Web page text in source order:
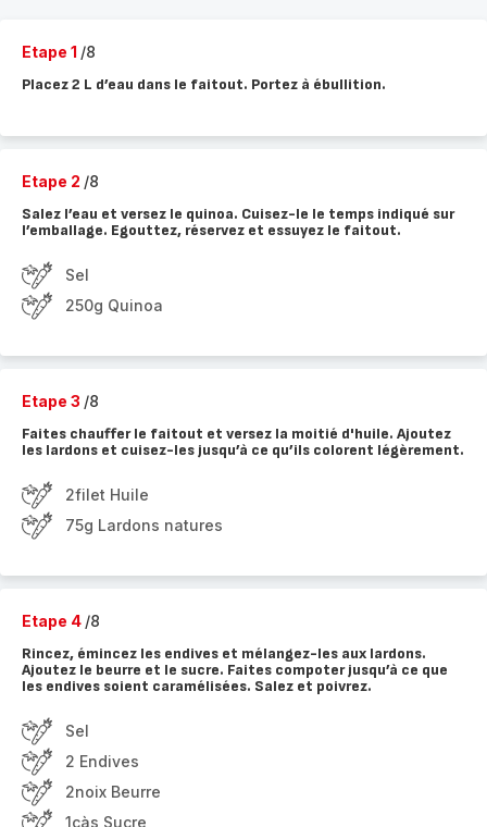
Etape 1 /8
Placez 2 L d’eau dans le faitout. Portez à ébullition.
Etape 2 /8
Salez l’eau et versez le quinoa. Cuisez-le le temps indiqué sur
l’emballage. Egouttez, réservez et essuyez le faitout.
Sel
250g Quinoa
Etape 3 /8
Faites chauffer le faitout et versez la moitié d'huile. Ajoutez
les lardons et cuisez-les jusqu’à ce qu’ils colorent légèrement.
2filet Huile
75g Lardons natures
Etape 4 /8
Rincez, émincez les endives et mélangez-les aux lardons.
Ajoutez le beurre et le sucre. Faites compoter jusqu’à ce que
les endives soient caramélisées. Salez et poivrez.
Sel
2 Endives
2noix Beurre
1càs Sucre